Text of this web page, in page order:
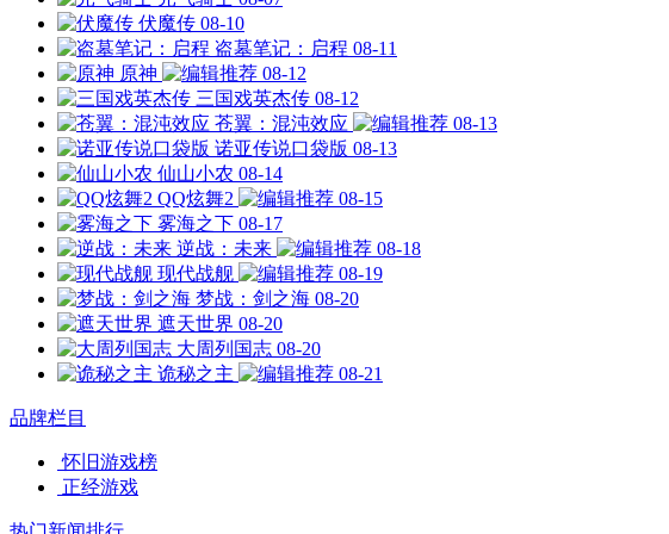
伏魔传 08-10
盗墓笔记：启程 08-11
原神
08-12
三国戏英杰传 08-12
苍翼：混沌效应
08-13
诺亚传说口袋版 08-13
仙山小农 08-14
QQ炫舞2
08-15
雾海之下 08-17
逆战：未来
08-18
现代战舰
08-19
梦战：剑之海 08-20
遮天世界 08-20
大周列国志 08-20
诡秘之主
08-21
品牌栏目
怀旧游戏榜
正经游戏